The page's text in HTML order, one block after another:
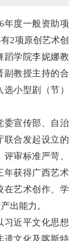
年度一般资助项
2项原创艺术创
蹈学院李妮娜教
副教授主持的合
小型剧（节）
委宣传部、自治
联合发起设立的
审标准严苛、
年获得广西艺术
在艺术创作、学
出能力。
习近平文化思想